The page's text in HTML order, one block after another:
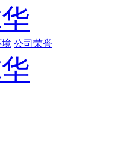
公司荣誉